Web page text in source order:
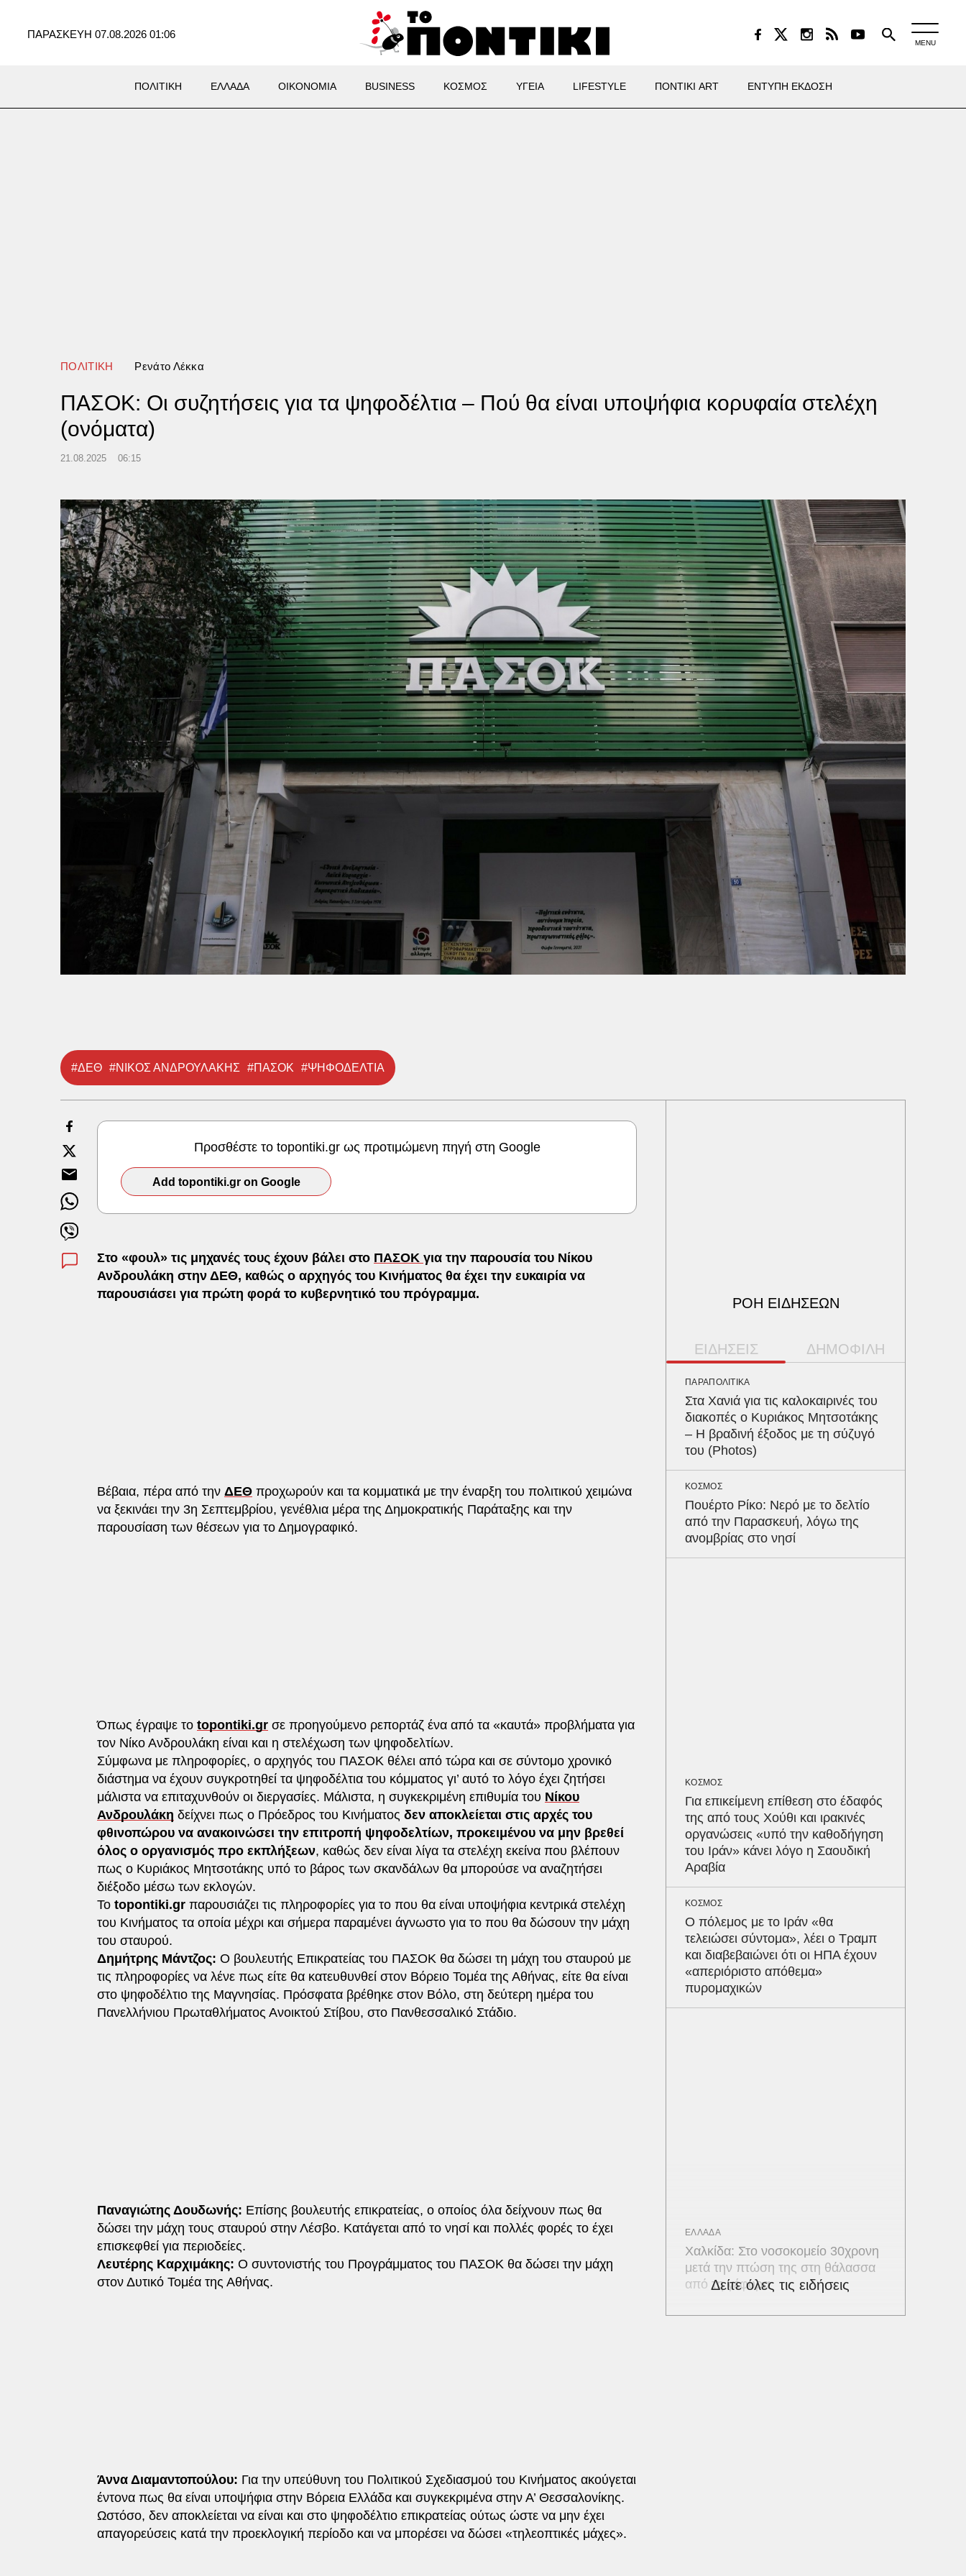
ΠΑΡΑΣΚΕΥΗ 07.08.2026 01:06
MENU
ΠΟΛΙΤΙΚΗ ΕΛΛΑΔΑ ΟΙΚΟΝΟΜΙΑ BUSINESS ΚΟΣΜΟΣ ΥΓΕΙΑ LIFESTYLE ΠΟΝΤΙΚΙ ART ΕΝΤΥΠΗ ΕΚΔΟΣΗ
ΠΟΛΙΤΙΚΗ Ρενάτο Λέκκα
ΠΑΣΟΚ: Οι συζητήσεις για τα ψηφοδέλτια – Πού θα είναι υποψήφια κορυφαία στελέχη
(ονόματα)
21.08.2025 06:15
#ΔΕΘ #ΝΙΚΟΣ ΑΝΔΡΟΥΛΑΚΗΣ #ΠΑΣΟΚ #ΨΗΦΟΔΕΛΤΙΑ
Προσθέστε το topontiki.gr ως προτιμώμενη πηγή στη Google
Add topontiki.gr on Google
Στο «φουλ» τις μηχανές τους έχουν βάλει στο ΠΑΣΟΚ για την παρουσία του Νίκου
Ανδρουλάκη στην ΔΕΘ, καθώς ο αρχηγός του Κινήματος θα έχει την ευκαιρία να
παρουσιάσει για πρώτη φορά το κυβερνητικό του πρόγραμμα.
Βέβαια, πέρα από την ΔΕΘ προχωρούν και τα κομματικά με την έναρξη του πολιτικού χειμώνα
να ξεκινάει την 3η Σεπτεμβρίου, γενέθλια μέρα της Δημοκρατικής Παράταξης και την
παρουσίαση των θέσεων για το Δημογραφικό.
Όπως έγραψε το topontiki.gr σε προηγούμενο ρεπορτάζ ένα από τα «καυτά» προβλήματα για
τον Νίκο Ανδρουλάκη είναι και η στελέχωση των ψηφοδελτίων.
Σύμφωνα με πληροφορίες, o αρχηγός του ΠΑΣΟΚ θέλει από τώρα και σε σύντομο χρονικό
διάστημα να έχουν συγκροτηθεί τα ψηφοδέλτια του κόμματος γι’ αυτό το λόγο έχει ζητήσει
μάλιστα να επιταχυνθούν οι διεργασίες. Μάλιστα, η συγκεκριμένη επιθυμία του Νίκου
Ανδρουλάκη δείχνει πως ο Πρόεδρος του Κινήματος δεν αποκλείεται στις αρχές του
φθινοπώρου να ανακοινώσει την επιτροπή ψηφοδελτίων, προκειμένου να μην βρεθεί
όλος ο οργανισμός προ εκπλήξεων, καθώς δεν είναι λίγα τα στελέχη εκείνα που βλέπουν
πως ο Κυριάκος Μητσοτάκης υπό το βάρος των σκανδάλων θα μπορούσε να αναζητήσει
διέξοδο μέσω των εκλογών.
Το topontiki.gr παρουσιάζει τις πληροφορίες για το που θα είναι υποψήφια κεντρικά στελέχη
του Κινήματος τα οποία μέχρι και σήμερα παραμένει άγνωστο για το που θα δώσουν την μάχη
του σταυρού.
Δημήτρης Μάντζος: Ο βουλευτής Επικρατείας του ΠΑΣΟΚ θα δώσει τη μάχη του σταυρού με
τις πληροφορίες να λένε πως είτε θα κατευθυνθεί στον Βόρειο Τομέα της Αθήνας, είτε θα είναι
στο ψηφοδέλτιο της Μαγνησίας. Πρόσφατα βρέθηκε στον Βόλο, στη δεύτερη ημέρα του
Πανελλήνιου Πρωταθλήματος Ανοικτού Στίβου, στο Πανθεσσαλικό Στάδιο.
Παναγιώτης Δουδωνής: Επίσης βουλευτής επικρατείας, ο οποίος όλα δείχνουν πως θα
δώσει την μάχη τους σταυρού στην Λέσβο. Κατάγεται από το νησί και πολλές φορές το έχει
επισκεφθεί για περιοδείες.
Λευτέρης Καρχιμάκης: Ο συντονιστής του Προγράμματος του ΠΑΣΟΚ θα δώσει την μάχη
στον Δυτικό Τομέα της Αθήνας.
Άννα Διαμαντοπούλου: Για την υπεύθυνη του Πολιτικού Σχεδιασμού του Κινήματος ακούγεται
έντονα πως θα είναι υποψήφια στην Βόρεια Ελλάδα και συγκεκριμένα στην Α’ Θεσσαλονίκης.
Ωστόσο, δεν αποκλείεται να είναι και στο ψηφοδέλτιο επικρατείας ούτως ώστε να μην έχει
απαγορεύσεις κατά την προεκλογική περίοδο και να μπορέσει να δώσει «τηλεοπτικές μάχες».
ΡΟΗ ΕΙΔΗΣΕΩΝ
ΕΙΔΗΣΕΙΣ ΔΗΜΟΦΙΛΗ
ΠΑΡΑΠΟΛΙΤΙΚΑ
Στα Χανιά για τις καλοκαιρινές του
διακοπές ο Κυριάκος Μητσοτάκης
– Η βραδινή έξοδος με τη σύζυγό
του (Photos)
ΚΟΣΜΟΣ
Πουέρτο Ρίκο: Νερό με το δελτίο
από την Παρασκευή, λόγω της
ανομβρίας στο νησί
ΚΟΣΜΟΣ
Για επικείμενη επίθεση στο έδαφός
της από τους Χούθι και ιρακινές
οργανώσεις «υπό την καθοδήγηση
του Ιράν» κάνει λόγο η Σαουδική
Αραβία
ΚΟΣΜΟΣ
Ο πόλεμος με το Ιράν «θα
τελειώσει σύντομα», λέει ο Τραμπ
και διαβεβαιώνει ότι οι ΗΠΑ έχουν
«απεριόριστο απόθεμα»
πυρομαχικών
ΕΛΛΑΔΑ
Χαλκίδα: Στο νοσοκομείο 30χρονη
μετά την πτώση της στη θάλασσα
από τη γέφυρα
Δείτε όλες τις ειδήσεις